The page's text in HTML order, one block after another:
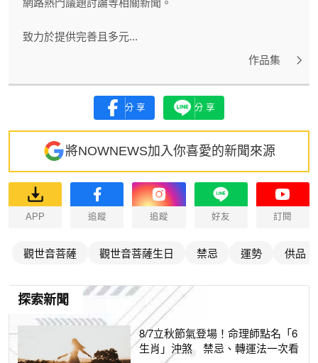
致力於提供完善且多元...
作品集
分享 分享
將NOWNEWS加入你喜愛的新聞來源
APP 追蹤 追蹤 好友 訂閱
觀世音菩薩 觀世音菩薩生日 禁忌 運勢 供品
探索新聞
8/7立秋節氣登場！命理師點名「6
生肖」沖煞 禁忌、轉運法一次看